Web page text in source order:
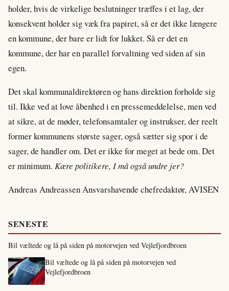
holder, hvis de virkelige beslutninger træffes i et lag, der
konsekvent holder sig væk fra papiret, så er det ikke længere
en kommune, der bare er lidt for lukket. Så er det en
kommune, der har en parallel forvaltning ved siden af sin
egen.
Det skal kommunaldirektøren og hans direktion forholde sig
til. Ikke ved at love åbenhed i en pressemeddelelse, men ved
at sikre, at de møder, telefonsamtaler og instrukser, der reelt
former kommunens største sager, også sætter sig spor i de
sager, de handler om. Det er ikke for meget at bede om. Det
er minimum. Kære politikere, I må også undre jer?
Andreas Andreassen Ansvarshavende chefredaktør, AVISEN
SENESTE
Bil væltede og lå på siden på motorvejen ved Vejlefjordbroen
Bil væltede og lå på siden på motorvejen ved
Vejlefjordbroen